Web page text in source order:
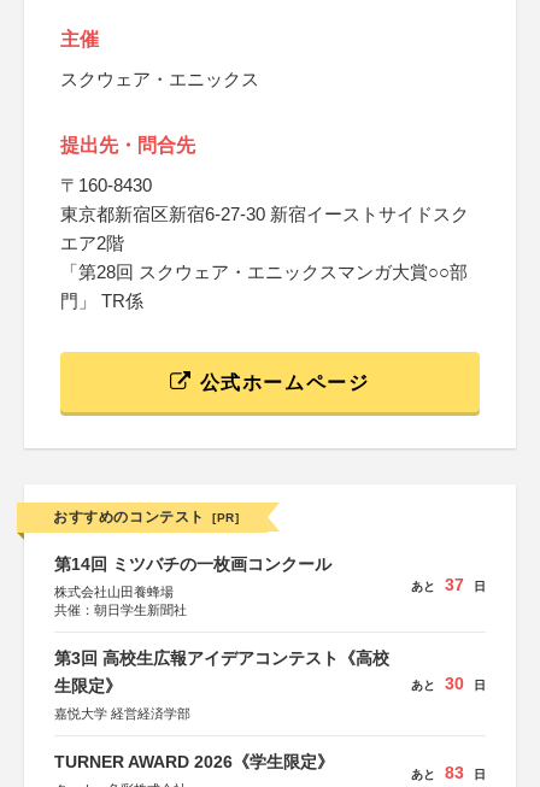
主催
スクウェア・エニックス
提出先・問合先
〒160-8430
東京都新宿区新宿6-27-30 新宿イーストサイドスク
エア2階
「第28回 スクウェア・エニックスマンガ大賞○○部
門」 TR係
公式ホームページ
おすすめのコンテスト [PR]
第14回 ミツバチの一枚画コンクール
株式会社山田養蜂場
共催：朝日学生新聞社
あと 37 日
第3回 高校生広報アイデアコンテスト《高校
生限定》
嘉悦大学 経営経済学部
あと 30 日
TURNER AWARD 2026《学生限定》
あと 83 日